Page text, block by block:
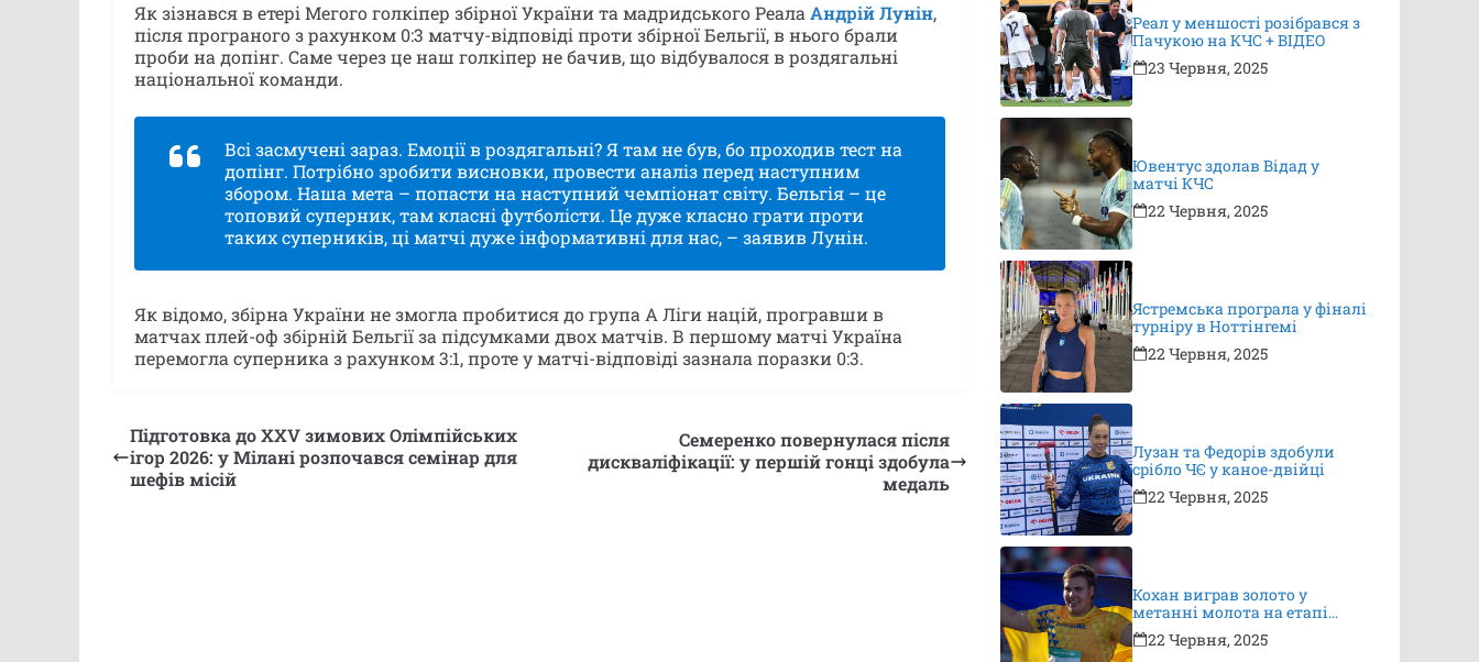
Як зізнався в етері Мегого голкіпер збірної України та мадридського РеалаАндрій Лунін,
після програного з рахунком 0:3 матчу-відповіді проти збірної Бельгії, в нього брали
проби на допінг. Саме через це наш голкіпер не бачив, що відбувалося в роздягальні
національної команди.
Всі засмучені зараз. Емоції в роздягальні? Я там не був, бо проходив тест на
допінг. Потрібно зробити висновки, провести аналіз перед наступним
збором. Наша мета – попасти на наступний чемпіонат світу. Бельгія – це
топовий суперник, там класні футболісти. Це дуже класно грати проти
таких суперників, ці матчі дуже інформативні для нас, – заявив Лунін.
Як відомо, збірна України не змогла пробитися до група А Ліги націй, програвши в
матчах плей-оф збірній Бельгії за підсумками двох матчів. В першому матчі Україна
перемогла суперника з рахунком 3:1, проте у матчі-відповіді зазнала поразки 0:3.
Підготовка до XXV зимових Олімпійських
ігор 2026: у Мілані розпочався семінар для
шефів місій
Семеренко повернулася після
дискваліфікації: у першій гонці здобула
медаль
Реал у меншості розібрався з
Пачукою на КЧС + ВІДЕО
23 Червня, 2025
Ювентус здолав Відад у
матчі КЧС
22 Червня, 2025
Ястремська програла у фіналі
турніру в Ноттінгемі
22 Червня, 2025
Лузан та Федорів здобули
срібло ЧЄ у каное-двійці
22 Червня, 2025
Кохан виграв золото у
метанні молота на етапі
Континентального туру
22 Червня, 2025